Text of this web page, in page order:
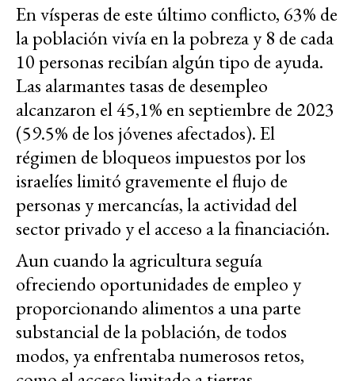
En vísperas de este último conflicto, 63% de
la población vivía en la pobreza y 8 de cada
10 personas recibían algún tipo de ayuda.
Las alarmantes tasas de desempleo
alcanzaron el 45,1% en septiembre de 2023
(59.5% de los jóvenes afectados). El
régimen de bloqueos impuestos por los
israelíes limitó gravemente el flujo de
personas y mercancías, la actividad del
sector privado y el acceso a la financiación.
Aun cuando la agricultura seguía
ofreciendo oportunidades de empleo y
proporcionando alimentos a una parte
substancial de la población, de todos
modos, ya enfrentaba numerosos retos,